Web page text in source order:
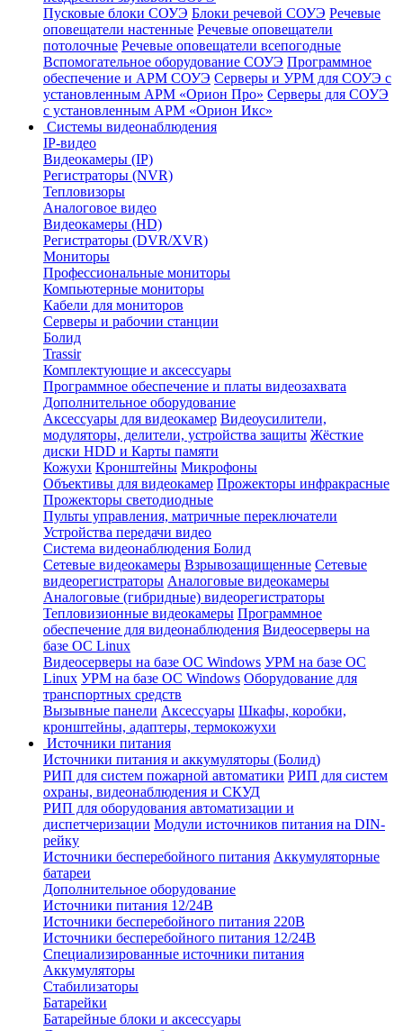
Пусковые блоки СОУЭ Блоки речевой СОУЭ Речевые
оповещатели настенные Речевые оповещатели
потолочные Речевые оповещатели всепогодные
Вспомогательное оборудование СОУЭ Программное
обеспечение и АРМ СОУЭ Серверы и УРМ для СОУЭ с
установленным АРМ «Орион Про» Серверы для СОУЭ
с установленным АРМ «Орион Икс»
Системы видеонаблюдения
IP-видео
Видеокамеры (IP)
Регистраторы (NVR)
Тепловизоры
Аналоговое видео
Видеокамеры (HD)
Регистраторы (DVR/XVR)
Мониторы
Профессиональные мониторы
Компьютерные мониторы
Кабели для мониторов
Серверы и рабочии станции
Болид
Trassir
Комплектующие и аксессуары
Программное обеспечение и платы видеозахвата
Дополнительное оборудование
Аксессуары для видеокамер Видеоусилители,
модуляторы, делители, устройства защиты Жёсткие
диски HDD и Карты памяти
Кожухи Кронштейны Микрофоны
Объективы для видеокамер Прожекторы инфракрасные
Прожекторы светодиодные
Пульты управления, матричные переключатели
Устройства передачи видео
Система видеонаблюдения Болид
Сетевые видеокамеры Взрывозащищенные Сетевые
видеорегистраторы Аналоговые видеокамеры
Аналоговые (гибридные) видеорегистраторы
Тепловизионные видеокамеры Программное
обеспечение для видеонаблюдения Видеосерверы на
базе ОС Linux
Видеосерверы на базе ОС Windows УРМ на базе ОС
Linux УРМ на базе ОС Windows Оборудование для
транспортных средств
Вызывные панели Аксессуары Шкафы, коробки,
кронштейны, адаптеры, термокожухи
Источники питания
Источники питания и аккумуляторы (Болид)
РИП для систем пожарной автоматики РИП для систем
охраны, видеонаблюдения и СКУД
РИП для оборудования автоматизации и
диспетчеризации Модули источников питания на DIN-
рейку
Источники бесперебойного питания Аккумуляторные
батареи
Дополнительное оборудование
Источники питания 12/24В
Источники бесперебойного питания 220В
Источники бесперебойного питания 12/24В
Специализированные источники питания
Аккумуляторы
Стабилизаторы
Батарейки
Батарейные блоки и аксессуары